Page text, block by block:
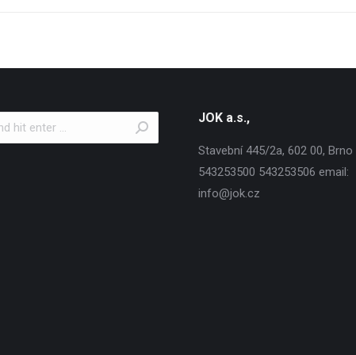
JOK a.s.,
Stavební 445/2a, 602 00, Brno
543253500 543253506 email:
info@jok.cz